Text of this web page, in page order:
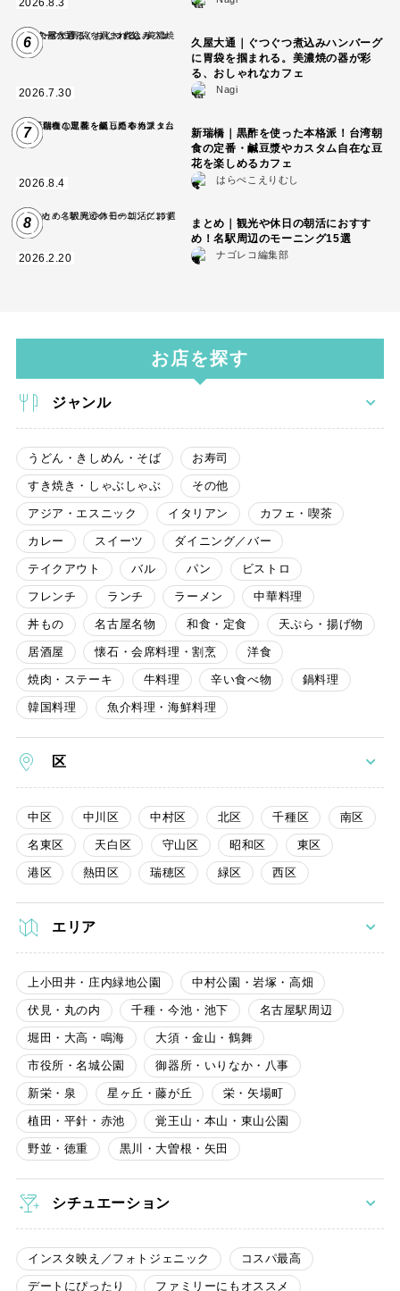
6
2026.7.30
久屋大通｜ぐつぐつ煮込みハンバーグ
に胃袋を掴まれる。美濃焼の器が彩
る、おしゃれなカフェ
Nagi
7
2026.8.4
新瑞橋｜黒酢を使った本格派！台湾朝
食の定番・鹹豆漿やカスタム自在な豆
花を楽しめるカフェ
はらぺこえりむし
8
2026.2.20
まとめ｜観光や休日の朝活におすす
め！名駅周辺のモーニング15選
ナゴレコ編集部
お店を探す
ジャンル
うどん・きしめん・そば お寿司
すき焼き・しゃぶしゃぶ その他
アジア・エスニック イタリアン カフェ・喫茶
カレー スイーツ ダイニング／バー
テイクアウト バル パン ビストロ
フレンチ ランチ ラーメン 中華料理
丼もの 名古屋名物 和食・定食 天ぷら・揚げ物
居酒屋 懐石・会席料理・割烹 洋食
焼肉・ステーキ 牛料理 辛い食べ物 鍋料理
韓国料理 魚介料理・海鮮料理
区
中区 中川区 中村区 北区 千種区 南区
名東区 天白区 守山区 昭和区 東区
港区 熱田区 瑞穂区 緑区 西区
エリア
上小田井・庄内緑地公園 中村公園・岩塚・高畑
伏見・丸の内 千種・今池・池下 名古屋駅周辺
堀田・大高・鳴海 大須・金山・鶴舞
市役所・名城公園 御器所・いりなか・八事
新栄・泉 星ヶ丘・藤が丘 栄・矢場町
植田・平針・赤池 覚王山・本山・東山公園
野並・徳重 黒川・大曽根・矢田
シチュエーション
インスタ映え／フォトジェニック コスパ最高
デートにぴったり ファミリーにもオススメ